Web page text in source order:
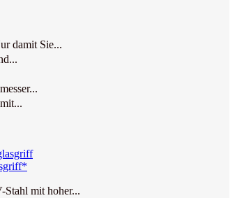
damit Sie...
Stahl mit hoher...